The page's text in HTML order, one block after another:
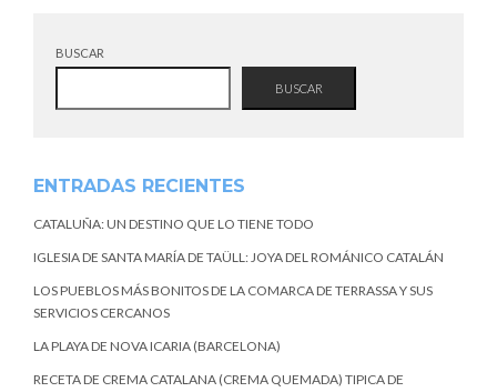
BUSCAR
BUSCAR
ENTRADAS RECIENTES
CATALUÑA: UN DESTINO QUE LO TIENE TODO
IGLESIA DE SANTA MARÍA DE TAÜLL: JOYA DEL ROMÁNICO CATALÁN
LOS PUEBLOS MÁS BONITOS DE LA COMARCA DE TERRASSA Y SUS
SERVICIOS CERCANOS
LA PLAYA DE NOVA ICARIA (BARCELONA)
RECETA DE CREMA CATALANA (CREMA QUEMADA) TIPICA DE